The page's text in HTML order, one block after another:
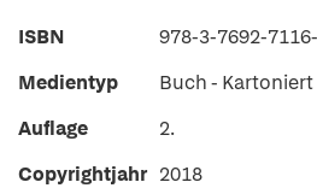
ISBN
978-3-7692-
Medientyp
Buch - Kartoniert
Auflage
2.
Copyrightjahr 2018